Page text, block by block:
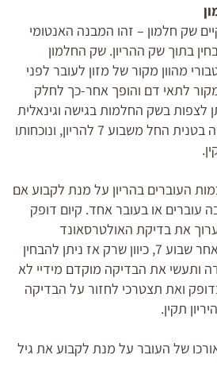
שק חלמון – זהו המבנה האנטומי
בתוך שק ההריון. שק החלמון
מהוון מקור של מזון לעובר לפני
מקור לתאי דם והופך אחר-כך לחלק
לצפות בשק החלמות בגישה וגינאלית
הל משבוע 5 ובגישה בטנית החל משבוע 7 להריון, ונוכחותו
העוברים בהריון על מנת לקבוע אם
עוברים או בעובר אחד. קיום דופק
את בדיקת האולטרסאונד
הראשונה בהריון לאחר שבוע 7, כיוון שרק אז ניתן להבחין
ותעשי את הבדיקה מוקדם מידיי לא
ואת תצטרכי לחזור על הבדיקה
תקין.
של העובר על מנת לקבוע את גיל